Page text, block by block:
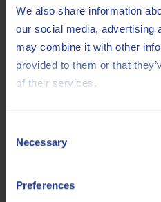
We also share information
our social media, advertising
may combine it with other
provided to them or that
of their services.
Selection
Necessary
Preferences
Less
Verwandte Produkte